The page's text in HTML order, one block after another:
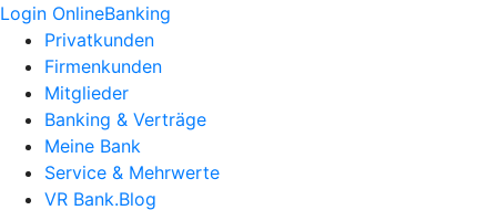
Login OnlineBanking
Privatkunden
Firmenkunden
Mitglieder
Banking & Verträge
Meine Bank
Service & Mehrwerte
VR Bank.Blog